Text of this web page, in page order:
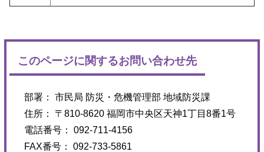
このページに関するお問い合わせ先
部署： 市民局 防災・危機管理部 地域防災課
住所： 〒810-8620 福岡市中央区天神1丁目8番1号
電話番号： 092-711-4156
FAX番号： 092-733-5861